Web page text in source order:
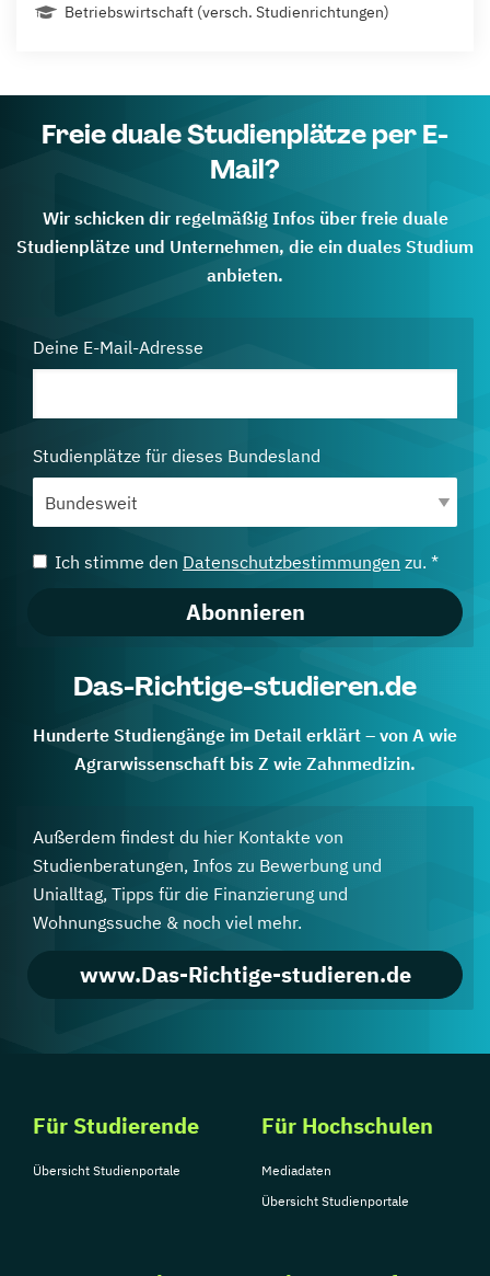
Betriebswirtschaft (versch. Studienrichtungen)
Freie duale Studienplätze per E-
Mail?
Wir schicken dir regelmäßig Infos über freie duale
Studienplätze und Unternehmen, die ein duales Studium
anbieten.
Deine E-Mail-Adresse
Studienplätze für dieses Bundesland
Ich stimme den Datenschutzbestimmungen zu. *
Abonnieren
Das-Richtige-studieren.de
Hunderte Studiengänge im Detail erklärt – von A wie
Agrarwissenschaft bis Z wie Zahnmedizin.
Außerdem findest du hier Kontakte von
Studienberatungen, Infos zu Bewerbung und
Unialltag, Tipps für die Finanzierung und
Wohnungssuche & noch viel mehr.
www.Das-Richtige-studieren.de
Für Studierende
Übersicht Studienportale
Für Hochschulen
Mediadaten
Übersicht Studienportale